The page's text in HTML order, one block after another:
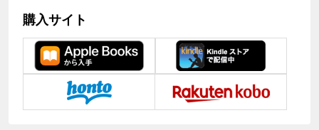
購入サイト